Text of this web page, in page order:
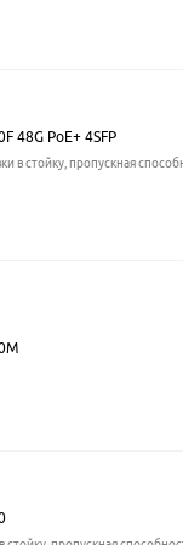
48G PoE+ 4SFP
в стойку, пропускная